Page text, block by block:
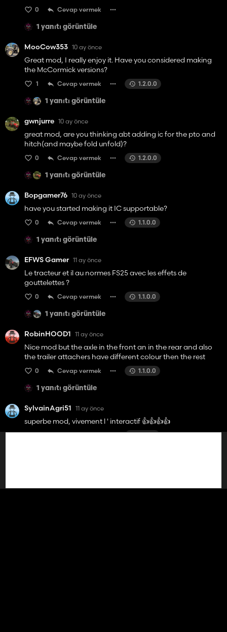
0 Cevap vermek
1 yanıtı görüntüle
MooCow353 10 ay önce
Great mod, I really enjoy it. Have you considered making
the McCormick versions?
1 Cevap vermek 1.2.0.0
1 yanıtı görüntüle
gwnjurre 10 ay önce
great mod, are you thinking abt adding ic for the pto and
hitch(and maybe fold unfold)?
0 Cevap vermek 1.2.0.0
1 yanıtı görüntüle
Bopgamer76 10 ay önce
have you started making it IC supportable?
0 Cevap vermek 1.1.0.0
1 yanıtı görüntüle
EFWS Gamer 11 ay önce
Le tracteur et il au normes FS25 avec les effets de
gouttelettes ?
0 Cevap vermek 1.1.0.0
1 yanıtı görüntüle
RobinHOOD1 11 ay önce
Nice mod but the axle in the front an in the rear and also
the trailer attachers have different colour then the rest
0 Cevap vermek 1.1.0.0
1 yanıtı görüntüle
SylvainAgri51 11 ay önce
superbe mod, vivement l ' interactif 👍️👍️👍️👍️
possible et les phare s’allume mais n éclaire pas sinon très